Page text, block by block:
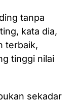
tanpa
kata dia,
terbaik,
tinggi nilai
sekadar